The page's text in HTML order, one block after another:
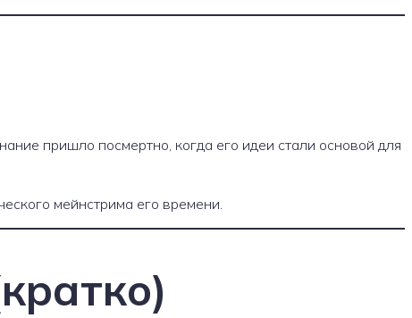
пришло посмертно, когда его идеи стали основой для
мейнстрима его времени.